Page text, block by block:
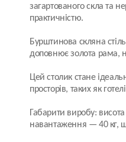
загартованого скла та
практичністю.
Бурштинова скляна
доповнює золота рама,
Цей столик стане
просторів, таких як
Габарити виробу:
навантаження — 40 кг,